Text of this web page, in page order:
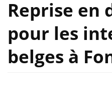
Reprise en
pour les
belges à